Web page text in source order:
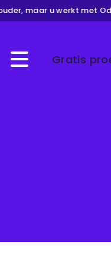
maar u werkt met
Menu Gratis